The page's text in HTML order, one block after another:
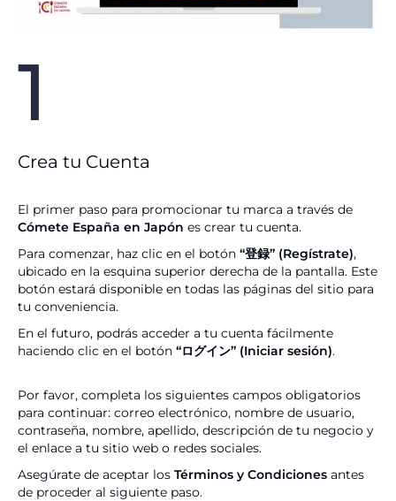
1
Crea tu Cuenta
El primer paso para promocionar tu marca a través de
Cómete España en Japón es crear tu cuenta.
Para comenzar, haz clic en el botón “登録” (Regístrate),
ubicado en la esquina superior derecha de la pantalla. Este
botón estará disponible en todas las páginas del sitio para
tu conveniencia.
En el futuro, podrás acceder a tu cuenta fácilmente
haciendo clic en el botón “ログイン” (Iniciar sesión).
Por favor, completa los siguientes campos obligatorios
para continuar: correo electrónico, nombre de usuario,
contraseña, nombre, apellido, descripción de tu negocio y
el enlace a tu sitio web o redes sociales.
Asegúrate de aceptar los Términos y Condiciones antes
de proceder al siguiente paso.